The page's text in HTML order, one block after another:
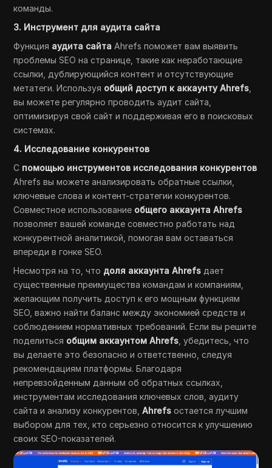
команды.
3. Инструмент для аудита сайта
Функция аудита сайта Ahrefs поможет вам выявить
проблемы SEO на странице, такие как неработающие
ссылки, дублирующийся контент и отсутствующие
метатеги. Используя общий доступ к аккаунту Ahrefs
вы можете регулярно проводить аудит сайта,
оптимизируя свой сайт и поддерживая его в поисковых
системах.
4. Исследование конкурентов
С помощью инструментов исследования конкурентов
Ahrefs вы можете анализировать обратные ссылки,
ключевые слова и контент-стратегии конкурентов.
Совместное использование общего аккаунта Ahrefs
позволяет вашей команде совместно работать над
конкурентной аналитикой, помогая вам оставаться
впереди в гонке SEO.
Несмотря на то, что доля аккаунта Ahrefs дает
существенные преимущества командам и компаниям,
желающим получить доступ к его мощным функциям
SEO, важно найти баланс между экономией средств и
соблюдением нормативных требований. Если вы решите
поделиться общим аккаунтом Ahrefs , убедитесь, что
вы делаете это безопасно и ответственно, следуя
рекомендациям платформы. Благодаря
непревзойденным данным об обратных ссылках,
инструментам исследования ключевых слов, аудиту
сайта и анализу конкурентов,Ahrefs остается лучшим
выбором для тех, кто серьезно относится к улучшению
своих SEO-показателей.